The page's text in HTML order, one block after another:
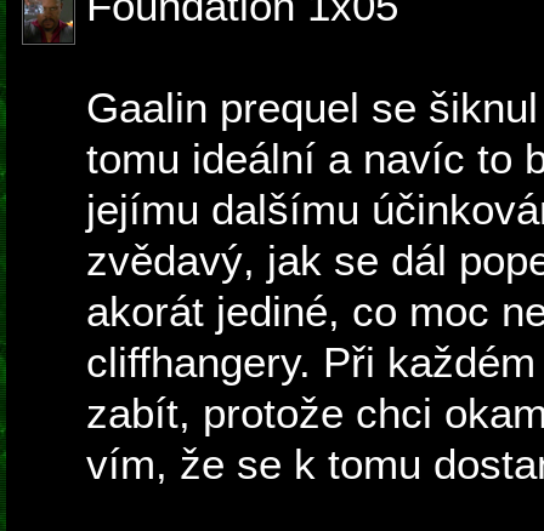
Gaalin prequel se
tomu ideální a navíc to
jejímu dalšímu
zvědavý, jak se dál
akorát jediné, co moc
cliffhangery. Při
zabít, protože chci
vím, že se k tomu